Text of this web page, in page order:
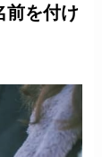
を付け